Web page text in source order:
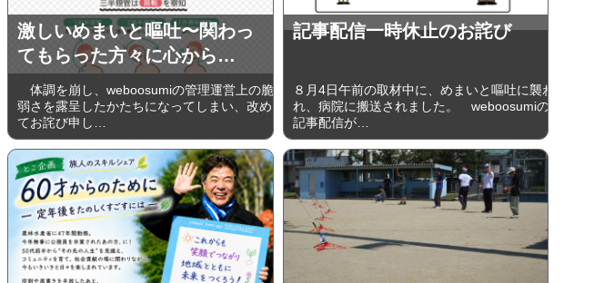
激しいめまいと嘔吐〜関わっ
てもらった方々に心から…
体調を崩し、weboosumiの管理運営上の脆
弱さを露呈したかたちになってしまい、改め
てお詫び申し…
記事配信一時休止のお詫び
８月4日午前の取材中に、めまいと嘔吐に襲わ
れ、病院に搬送されました。 weboosumiの
記事配信が…